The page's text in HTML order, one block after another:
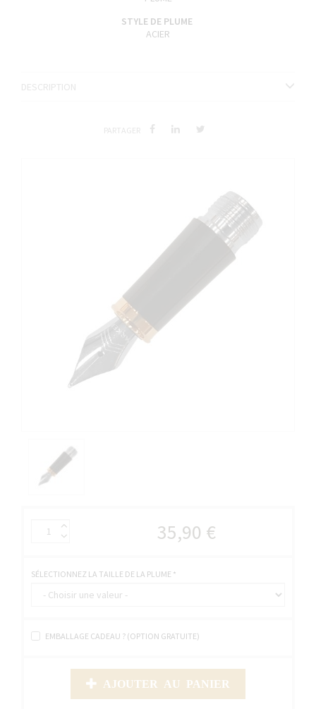
STYLE DE PLUME
ACIER
DESCRIPTION
PARTAGER
35,90 €
SÉLECTIONNEZ LA TAILLE DE LA PLUME *
EMBALLAGE CADEAU ? (OPTION GRATUITE)
AJOUTER AU PANIER